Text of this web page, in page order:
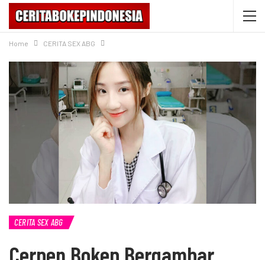
Home CERITA SEX ABG
CERITA SEX ABG